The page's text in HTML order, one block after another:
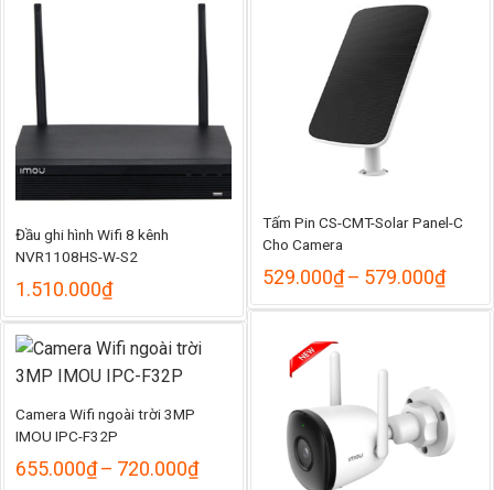
Tấm Pin CS-CMT-Solar Panel-C
Cho Camera
529.000₫– 579.000₫
từ
Đầu ghi hình Wifi 8 kênh
NVR1108HS-W-S2
1.510.000₫
Camera Wifi ngoài trời 3MP
IMOU IPC-F32P
655.000₫– 720.000₫Khoảng